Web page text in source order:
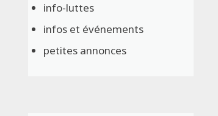
info-luttes
infos et événements
petites annonces